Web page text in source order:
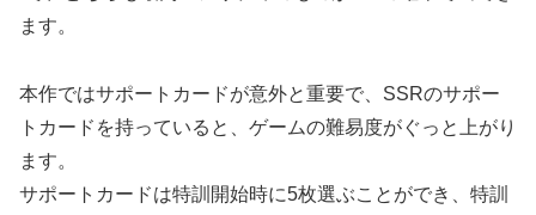
ます。
本作ではサポートカードが意外と重要で、SSRのサポー
トカードを持っていると、ゲームの難易度がぐっと上がり
ます。
サポートカードは特訓開始時に5枚選ぶことができ、特訓